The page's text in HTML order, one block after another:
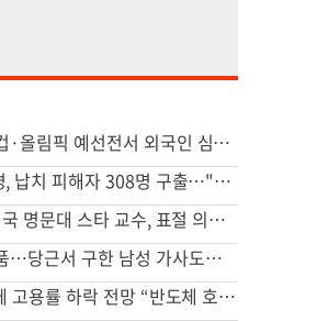
축구협회, 월드컵·올림픽 예선전서 외국인 심판에 수차례 성접대
나이지리아 군경, 납치 피해자 308명 구출…"역대 하루 최대"
'최연소 흑인' 영국 명문대 스타 교수, 표절 의혹에 사임
사라진 엄마 유품…당근서 구한 남성 가사도우미가 범인이었다
노동연, 6년 만에 고용률 하락 전망 “반도체 호황, 고용 파급 적어”